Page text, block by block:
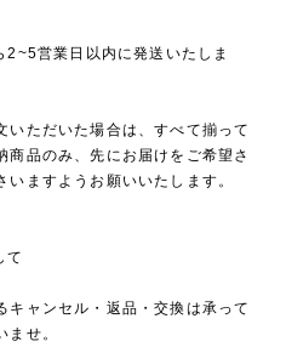
営業日以内に発送いたしま
いただいた場合は、すべて揃って
品のみ、先にお届けをご希望さ
ますようお願いいたします。
て
キャンセル・返品・交換は承って
せ。